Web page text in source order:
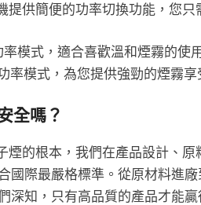
提供簡便的功率切換功能，您
率模式，適合喜歡溫和煙霧的使
率模式，為您提供強勁的煙霧享
全嗎？
煙的根本，我們在產品設計、
國際最嚴格標準。從原材料進
深知，只有高品質的產品才能